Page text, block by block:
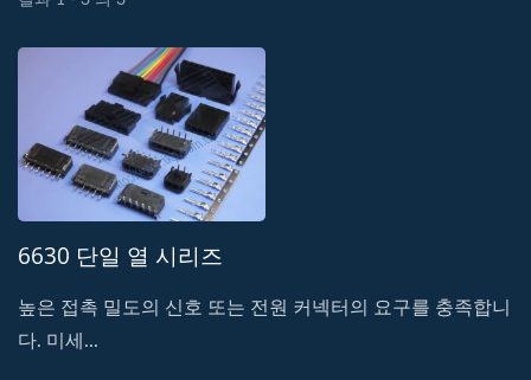
6630 단일 열 시리즈
높은 접촉 밀도의 신호 또는 전원 커넥터의 요구를 충족합니
다. 미세...